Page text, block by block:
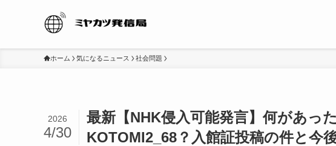
ホーム 気になるニュース 社会問題
最新【NHK侵入可能発言】何があっ
KOTOMI2_68？入館証投稿の件と今
2026
4/30